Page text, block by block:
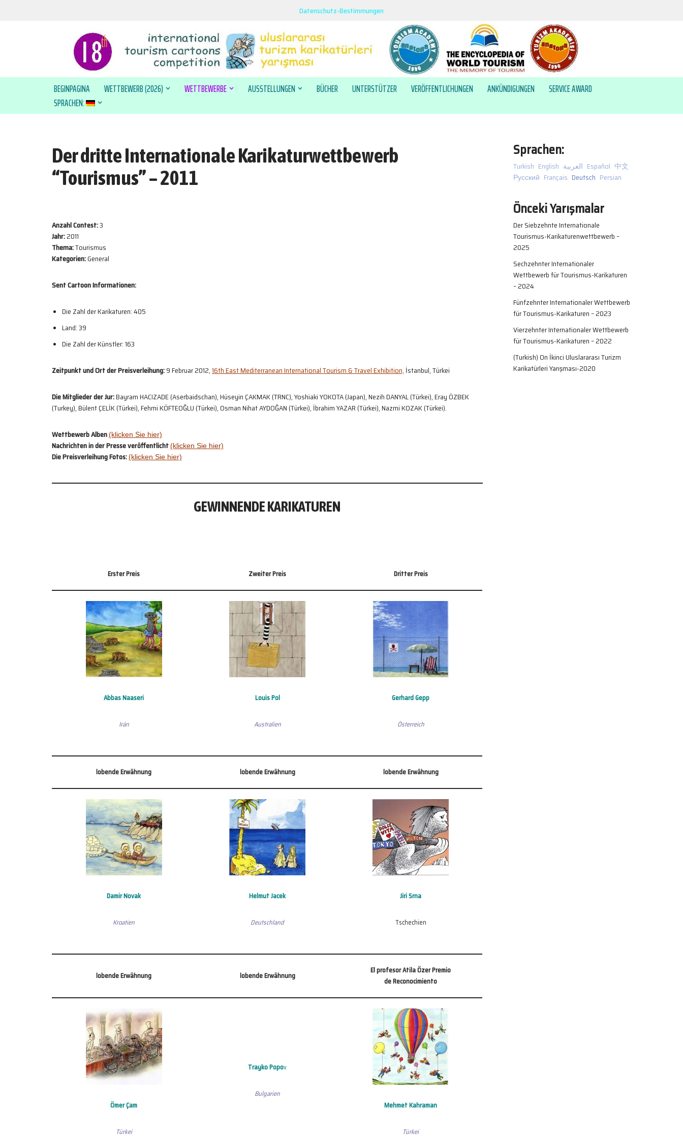
Datenschutz-Bestimmungen
BEGINPAGINA WETTBEWERB (2026) WETTBEWERBE AUSSTELLUNGEN BÜCHER UNTERSTÜTZER VERÖFFENTLICHUNGEN ANKÜNDIGUNGEN
SERVICE AWARD
SPRACHEN:
Der dritte Internationale Karikaturwettbewerb
“Tourismus” – 2011
Anzahl Contest:3
Jahr:2011
Thema:Tourismus
Kategorien:General
Sent Cartoon Informationen:
Die Zahl der Karikaturen: 405
Land: 39
Die Zahl der Künstler: 163
Zeitpunkt und Ort der Preisverleihung:9 Februar 2012,16th East Mediterranean International Tourism & Travel Exhibition, İstanbul, Türkei
Die Mitglieder der Jur:Bayram HACIZADE (Aserbaidschan), Hüseyin ÇAKMAK (TRNC), Yoshiaki YOKOTA (Japan), Nezih DANYAL (Türkei), Eray ÖZBEK
(Turkey), Bülent ÇELİK (Türkei), Fehmi KÖFTEOĞLU (Türkei), Osman Nihat AYDOĞAN (Türkei), İbrahim YAZAR (Türkei), Nazmi KOZAK (Türkei).
Wettbewerb Alben(klicken Sie hier)
Nachrichten in der Presse veröffentlicht(klicken Sie hier)
Die Preisverleihung Fotos:(klicken Sie hier)
GEWINNENDE KARIKATUREN
Erster Preis Zweiter Preis Dritter Preis
Abbas Naaseri
Irán
Louis Pol
Australien
Gerhard Gepp
Österreich
lobende Erwähnung lobende Erwähnung lobende Erwähnung
Damir Novak
Kroatien
Helmut Jacek
Deutschland
Jiri Srna
Tschechien
lobende Erwähnung lobende Erwähnung
El profesor Atila Özer Premio
de Reconocimiento
Ömer Çam
Türkei
Trayko Popov
Bulgarien
Mehmet Kahraman
Türkei
Sprachen:
Turkish English العربية Español 中文
Русский Français Deutsch Persian
Önceki Yarışmalar
Der Siebzehnte Internationale
Tourismus-Karikaturenwettbewerb –
2025
Sechzehnter Internationaler
Wettbewerb für Tourismus-Karikaturen
– 2024
Fünfzehnter Internationaler Wettbewerb
für Tourismus-Karikaturen – 2023
Vierzehnter Internationaler Wettbewerb
für Tourismus-Karikaturen – 2022
(Turkish) On İkinci Uluslararası Turizm
Karikatürleri Yarışması-2020